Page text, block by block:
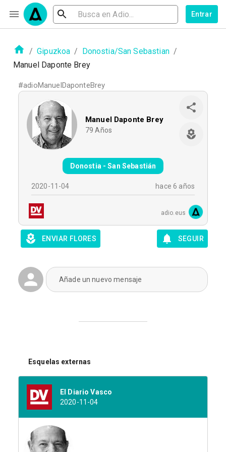
Entrar
/ Gipuzkoa / Donostia/San Sebastian /
Manuel Daponte Brey
#adioManuelDaponteBrey
Manuel Daponte Brey
79 Años
Donostia - San Sebastián
2020-11-04 hace 6 años
adio.eus
ENVIAR FLORES SEGUIR
Añade un nuevo mensaje
Esquelas externas
El Diario Vasco
2020-11-04